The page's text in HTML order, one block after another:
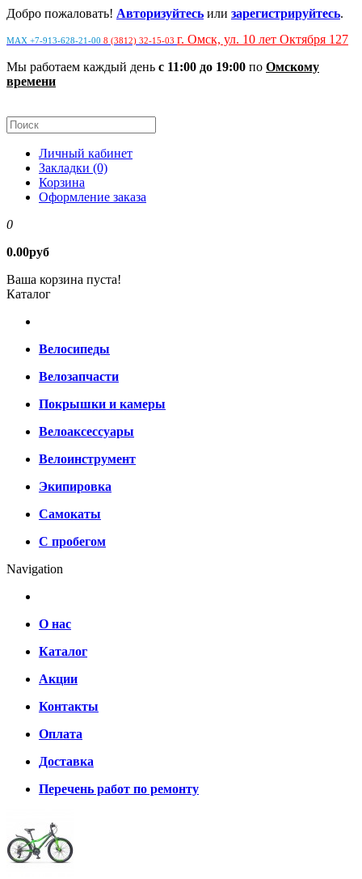
Добро пожаловать! Авторизуйтесь или зарегистрируйтесь.
MAX +7-913-628-21-00 8 (3812) 32-15-03 г. Омск, ул. 10 лет Октября 127
Мы работаем каждый день с 11:00 до 19:00 по Омскому
времени
Личный кабинет
Закладки (0)
Корзина
Оформление заказа
0
0.00руб
Ваша корзина пуста!
Каталог
Велосипеды
Велозапчасти
Покрышки и камеры
Велоаксессуары
Велоинструмент
Экипировка
Самокаты
С пробегом
Navigation
О нас
Каталог
Акции
Контакты
Оплата
Доставка
Перечень работ по ремонту